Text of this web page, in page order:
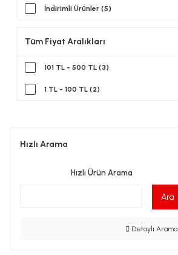
İndirimli Ürünler (5)
Tüm Fiyat Aralıkları
101 TL - 500 TL (3)
1 TL - 100 TL (2)
Hızlı Arama
Hızlı Ürün Arama
Ara
Detaylı Arama